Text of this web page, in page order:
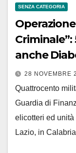
SENZA CATEGORIA
Criminale”:
anche
28 NOVEMBRE
Quattrocento
Guardia di
elicotteri ed
Lazio, in